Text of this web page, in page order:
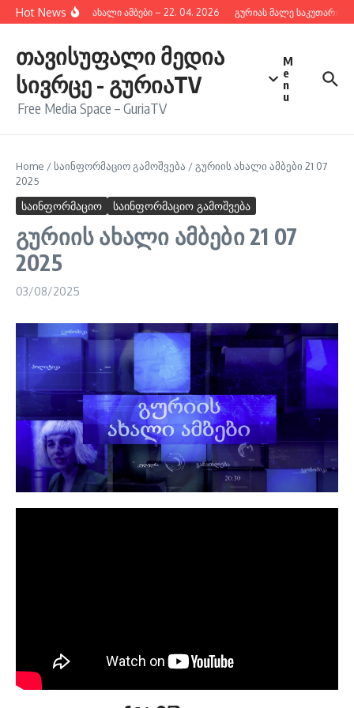
შიგთავსზე გადასვლა
Hot Newsგურიის ახალი ამბები – 22. 04. 2026 გურიას მალე საკუთარი
თავისუფალი მედია
სივრცე - გურიაTV
Free Media Space – GuriaTV
M
e
n
u
Home /საინფორმაციო გამოშვება /გურიის ახალი ამბები 21 07
2025
საინფორმაციო საინფორმაციო გამოშვება
გურიის ახალი ამბები 21 07
2025
03/08/2025